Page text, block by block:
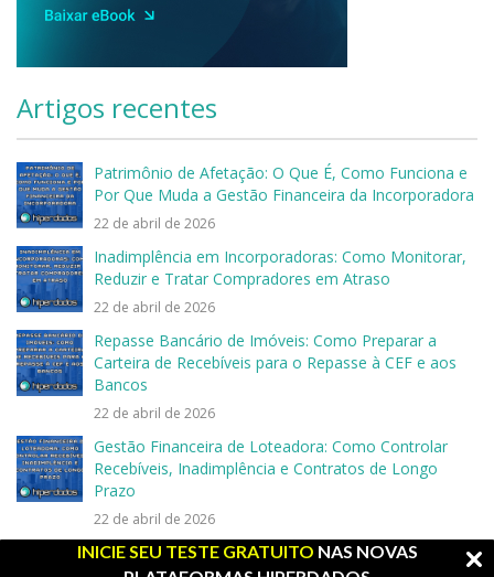
INICIE SEU TESTE GRATUITO NAS NOVAS
Artigos recentes
Patrimônio de Afetação: O Que É, Como Funciona e
Por Que Muda a Gestão Financeira da Incorporadora
22 de abril de 2026
Inadimplência em Incorporadoras: Como Monitorar,
Reduzir e Tratar Compradores em Atraso
22 de abril de 2026
Repasse Bancário de Imóveis: Como Preparar a
Carteira de Recebíveis para o Repasse à CEF e aos
Bancos
22 de abril de 2026
Gestão Financeira de Loteadora: Como Controlar
Recebíveis, Inadimplência e Contratos de Longo
Prazo
22 de abril de 2026
Distrato Imobiliário: Como Calcular, Registrar e